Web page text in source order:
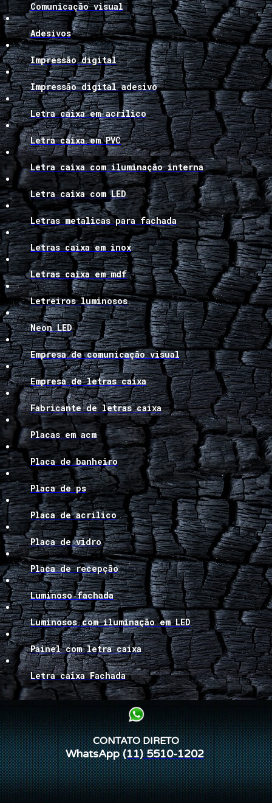
Comunicação visual
Adesivos
Impressão digital
Impressão digital adesivo
Letra caixa em acrilico
Letra caixa em PVC
Letra caixa com iluminação interna
Letra caixa com LED
Letras metalicas para fachada
Letras caixa em inox
Letras caixa em mdf
Letreiros luminosos
Neon LED
Empresa de comunicação visual
Empresa de letras caixa
Fabricante de letras caixa
Placas em acm
Placa de banheiro
Placa de ps
Placa de acrilico
Placa de vidro
Placa de recepção
Luminoso fachada
Luminosos com iluminação em LED
Painel com letra caixa
Letra caixa Fachada
CONTATO DIRETO
WhatsApp(11) 5510-1202